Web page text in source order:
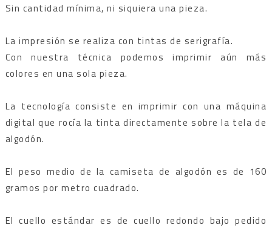
Sin cantidad mínima, ni siquiera una pieza.
La impresión se realiza con tintas de serigrafía.
Con nuestra técnica podemos imprimir aún más
colores en una sola pieza.
La tecnología consiste en imprimir con una máquina
digital que rocía la tinta directamente sobre la tela de
algodón.
El peso medio de la camiseta de algodón es de 160
gramos por metro cuadrado.
El cuello estándar es de cuello redondo bajo pedido